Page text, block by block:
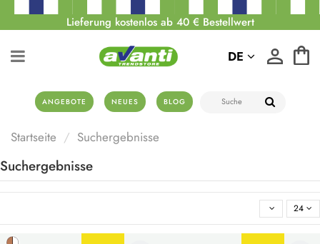
Lieferung kostenlos ab 40 € Bestellwert
ANGEBOTE NEUES BLOG
DE
Startseite Suchergebnisse
Suchergebnisse
24